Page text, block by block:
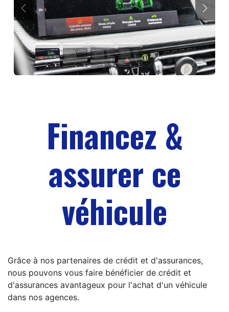
Précédent
Financez &
assurer ce
véhicule
Grâce à nos partenaires de crédit et d'assurances,
nous pouvons vous faire bénéficier de crédit et
d'assurances avantageux pour l'achat d'un véhicule
dans nos agences.